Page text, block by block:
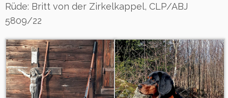
Rüde: Britt von der Zirkelkappel, CLP/ABJ
5809/22